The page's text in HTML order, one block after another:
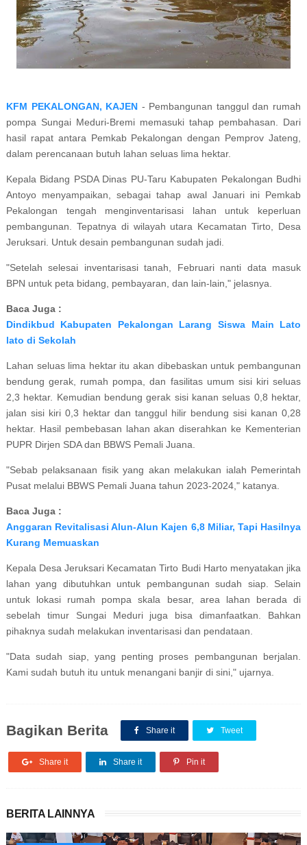
KFM PEKALONGAN, KAJEN - Pembangunan tanggul dan rumah
pompa Sungai Meduri-Bremi memasuki tahap pembahasan. Dari
hasil rapat antara Pemkab Pekalongan dengan Pemprov Jateng,
dalam perencanaan butuh lahan seluas lima hektar.
Kepala Bidang PSDA Dinas PU-Taru Kabupaten Pekalongan Budhi
Antoyo menyampaikan, sebagai tahap awal Januari ini Pemkab
Pekalongan tengah menginventarisasi lahan untuk keperluan
pembangunan. Tepatnya di wilayah utara Kecamatan Tirto, Desa
Jeruksari. Untuk desain pembangunan sudah jadi.
"Setelah selesai inventarisasi tanah, Februari nanti data masuk
BPN untuk peta bidang, pembayaran, dan lain-lain," jelasnya.
Baca Juga :
Dindikbud Kabupaten Pekalongan Larang Siswa Main Lato
lato di Sekolah
Lahan seluas lima hektar itu akan dibebaskan untuk pembangunan
bendung gerak, rumah pompa, dan fasilitas umum sisi kiri seluas
2,3 hektar. Kemudian bendung gerak sisi kanan seluas 0,8 hektar,
jalan sisi kiri 0,3 hektar dan tanggul hilir bendung sisi kanan 0,28
hektar. Hasil pembebasan lahan akan diserahkan ke Kementerian
PUPR Dirjen SDA dan BBWS Pemali Juana.
"Sebab pelaksanaan fisik yang akan melakukan ialah Pemerintah
Pusat melalui BBWS Pemali Juana tahun 2023-2024," katanya.
Baca Juga :
Anggaran Revitalisasi Alun-Alun Kajen 6,8 Miliar, Tapi Hasilnya
Kurang Memuaskan
Kepala Desa Jeruksari Kecamatan Tirto Budi Harto menyatakan jika
lahan yang dibutuhkan untuk pembangunan sudah siap. Selain
untuk lokasi rumah pompa skala besar, area lahan berada di
sebelah timur Sungai Meduri juga bisa dimanfaatkan. Bahkan
pihaknya sudah melakukan inventarisasi dan pendataan.
"Data sudah siap, yang penting proses pembangunan berjalan.
Kami sudah butuh itu untuk menangani banjir di sini," ujarnya.
Bagikan Berita Share it Tweet
Share it Share it Pin it
BERITA LAINNYA